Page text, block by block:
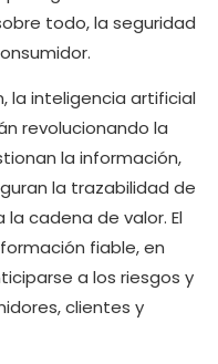
todo, la seguridad
la inteligencia artificial
revolucionando la
la información,
la trazabilidad de
cadena de valor. El
fiable, en
a los riesgos y
clientes y